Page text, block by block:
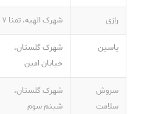
رازی شهرک الهیه، تمنا ۷
یاسین
شهرک گلستان،
خیابان امین
سروش
سلامت
شهرک گلستان،
شبنم سوم